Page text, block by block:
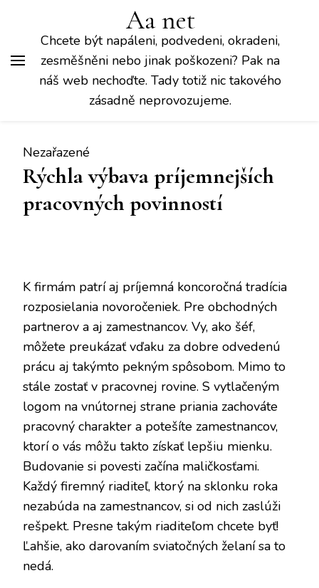
Aa net
Chcete být napáleni, podvedeni, okradeni,
zesměšněni nebo jinak poškozeni? Pak na
náš web nechoďte. Tady totiž nic takového
zásadně neprovozujeme.
Nezařazené
Rýchla výbava príjemnejších
pracovných povinností
K firmám patrí aj príjemná koncoročná tradícia
rozposielania novoročeniek. Pre obchodných
partnerov a aj zamestnancov. Vy, ako šéf,
môžete preukázať vďaku za dobre odvedenú
prácu aj takýmto pekným spôsobom. Mimo to
stále zostať v pracovnej rovine. S vytlačeným
logom na vnútornej strane priania zachováte
pracovný charakter a potešíte zamestnancov,
ktorí o vás môžu takto získať lepšiu mienku.
Budovanie si povesti začína maličkosťami.
Každý firemný riaditeľ, ktorý na sklonku roka
nezabúda na zamestnancov, si od nich zaslúži
rešpekt. Presne takým riaditeľom chcete byť!
Ľahšie, ako darovaním sviatočných želaní sa to
nedá.